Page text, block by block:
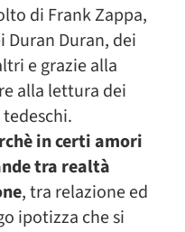
di Frank Zappa,
Duran Duran, dei
e grazie alla
alla lettura dei
in certi amori
tra realtà
, tra relazione ed
ipotizza che si